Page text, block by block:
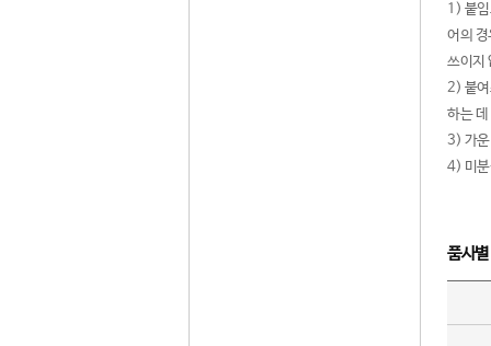
1) 붙
어의
쓰이지
2) 붙여
하는
3) 가운
4) 미분
품사